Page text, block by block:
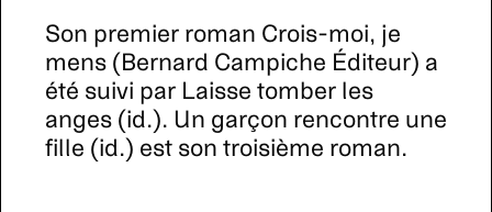
Son premier roman Crois-moi, je
mens (Bernard Campiche Éditeur) a
été suivi par Laisse tomber les
anges (id.). Un garçon rencontre une
fille (id.) est son troisième roman.